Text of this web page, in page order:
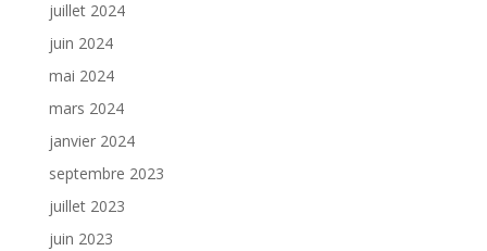
juillet 2024
juin 2024
mai 2024
mars 2024
janvier 2024
septembre 2023
juillet 2023
juin 2023